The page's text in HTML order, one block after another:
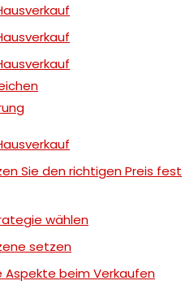
Sie den richtigen Preis fest
wählen
setzen
beim Verkaufen